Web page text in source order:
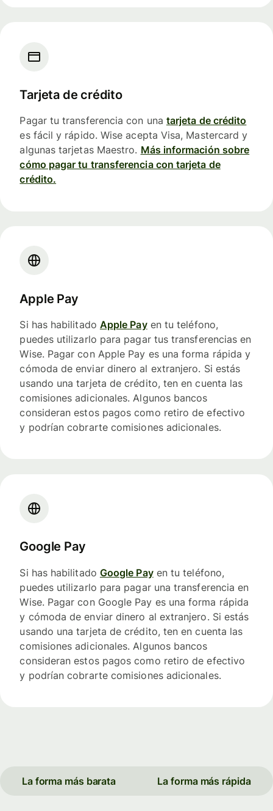
Tarjeta de crédito
Pagar tu transferencia con una tarjeta de crédito
es fácil y rápido. Wise acepta Visa, Mastercard y
algunas tarjetas Maestro. Más información sobre
cómo pagar tu transferencia con tarjeta de
crédito.
Apple Pay
Si has habilitado Apple Payen tu teléfono,
puedes utilizarlo para pagar tus transferencias en
Wise. Pagar con Apple Pay es una forma rápida y
cómoda de enviar dinero al extranjero. Si estás
usando una tarjeta de crédito, ten en cuenta las
comisiones adicionales. Algunos bancos
consideran estos pagos como retiro de efectivo
y podrían cobrarte comisiones adicionales.
Google Pay
Si has habilitado Google Payen tu teléfono,
puedes utilizarlo para pagar una transferencia en
Wise. Pagar con Google Pay es una forma rápida
y cómoda de enviar dinero al extranjero. Si estás
usando una tarjeta de crédito, ten en cuenta las
comisiones adicionales. Algunos bancos
consideran estos pagos como retiro de efectivo
y podrían cobrarte comisiones adicionales.
La forma más barata La forma más rápida